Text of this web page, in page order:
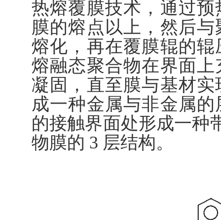
热熔覆膜技术，通过
膜的熔点以上，然后
熔化，再在覆膜辊的
熔融态聚合物在界面
凝固，直至膜与基材
成一种金属与非金属
的接触界面处形成一种
物膜的 3 层结构。